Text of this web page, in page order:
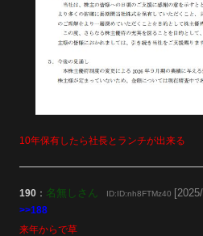
10年保有したら社長とランチが出来る
190 ： 名無しさん ID:ID:nh8FTMz40
>>188
来年からで草